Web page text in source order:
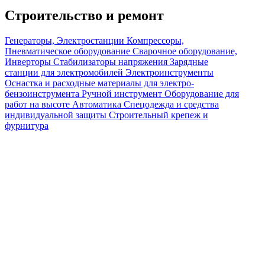
Строительство и ремонт
Генераторы, Электростанции Компрессоры,
Пневматическое оборудование Сварочное оборудование,
Инверторы Стабилизаторы напряжения Зарядные
станции для электромобилей Электроинструменты
Оснастка и расходные материалы для электро-
бензоинструмента Ручной инструмент Оборудование для
работ на высоте Автоматика Спецодежда и средства
индивидуальной защиты Строительный крепеж и
фурнитура